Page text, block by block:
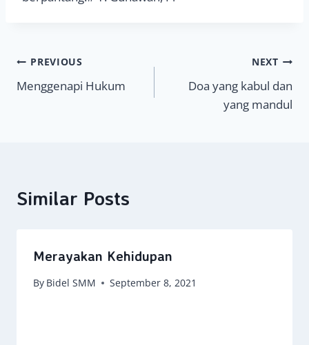
Navigasi
pos
PREVIOUS
Menggenapi Hukum
NEXT
Doa yang kabul dan
yang mandul
Similar Posts
Merayakan Kehidupan
By Bidel SMM September 8, 2021